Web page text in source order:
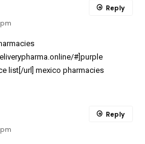
#]purple
list[/url] mexico pharmacies
Reply
Reply